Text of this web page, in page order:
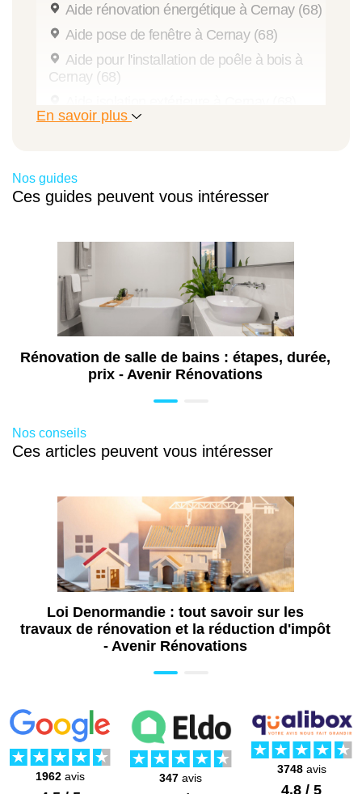
Aide rénovation énergétique à Cernay (68)
Aide pose de fenêtre à Cernay (68)
Aide pour l'installation de poêle à bois à
Cernay (68)
Aide installation pompe à chaleur à Cernay
Aide isolation de combles à Cernay (68)
Installation douche sécurisée pour senior
et PMR à Cernay (68)
Travaux de rénovation de salle de bains à
Cernay (68)
En savoir plus
Nos guides
Ces guides peuvent vous intéresser
Rénovation de salle de bains : étapes, durée,
prix - Avenir Rénovations
Nos conseils
Ces articles peuvent vous intéresser
Loi Denormandie : tout savoir sur les
travaux de rénovation et la réduction d'impôt
- Avenir Rénovations
1962 avis 347 avis
3748avis
4.8 / 5